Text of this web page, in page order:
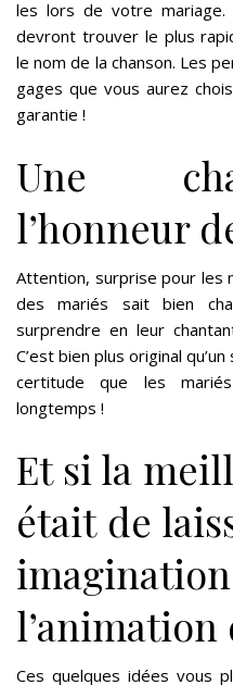
les lors de votre
devront trouver le plus
le nom de la chanson. Les
gages que vous aurez
garantie !
Une
l’honneur
Attention, surprise pour les
des mariés sait bien
surprendre en leur
C’est bien plus original
certitude que les
longtemps !
Et si la
était de
l’animation
Ces quelques idées vous